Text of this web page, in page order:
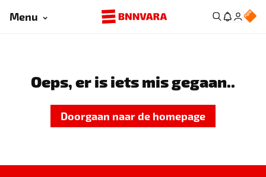
Menu
Oeps, er is iets mis gegaan..
Doorgaan naar de homepage